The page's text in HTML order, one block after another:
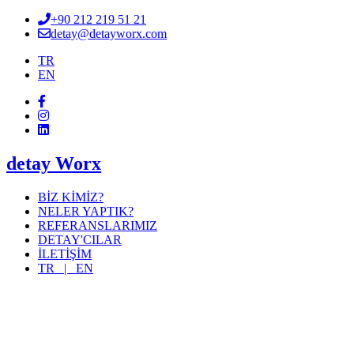
+90 212 219 51 21
detay@detayworx.com
TR
EN
detay Worx
BİZ KİMİZ?
NELER YAPTIK?
REFERANSLARIMIZ
DETAY'CILAR
İLETİŞİM
TR | EN